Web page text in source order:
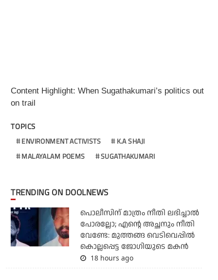
Content Highlight: When Sugathakumari’s politics out
on trail
TOPICS
ENVIRONMENT ACTIVISTS
K.A SHAJI
MALAYALAM POEMS
SUGATHAKUMARI
TRENDING ON DOOLNEWS
പൊലീസിന് മാത്രം നീതി ലഭിച്ചാല്‍
പോരല്ലോ; എന്റെ അച്ഛനും നീതി
വേണ്ടേ: മുത്തങ്ങ വെടിവെപ്പില്‍
കൊല്ലപ്പെട്ട ജോഗിയുടെ മകന്‍
18 hours ago